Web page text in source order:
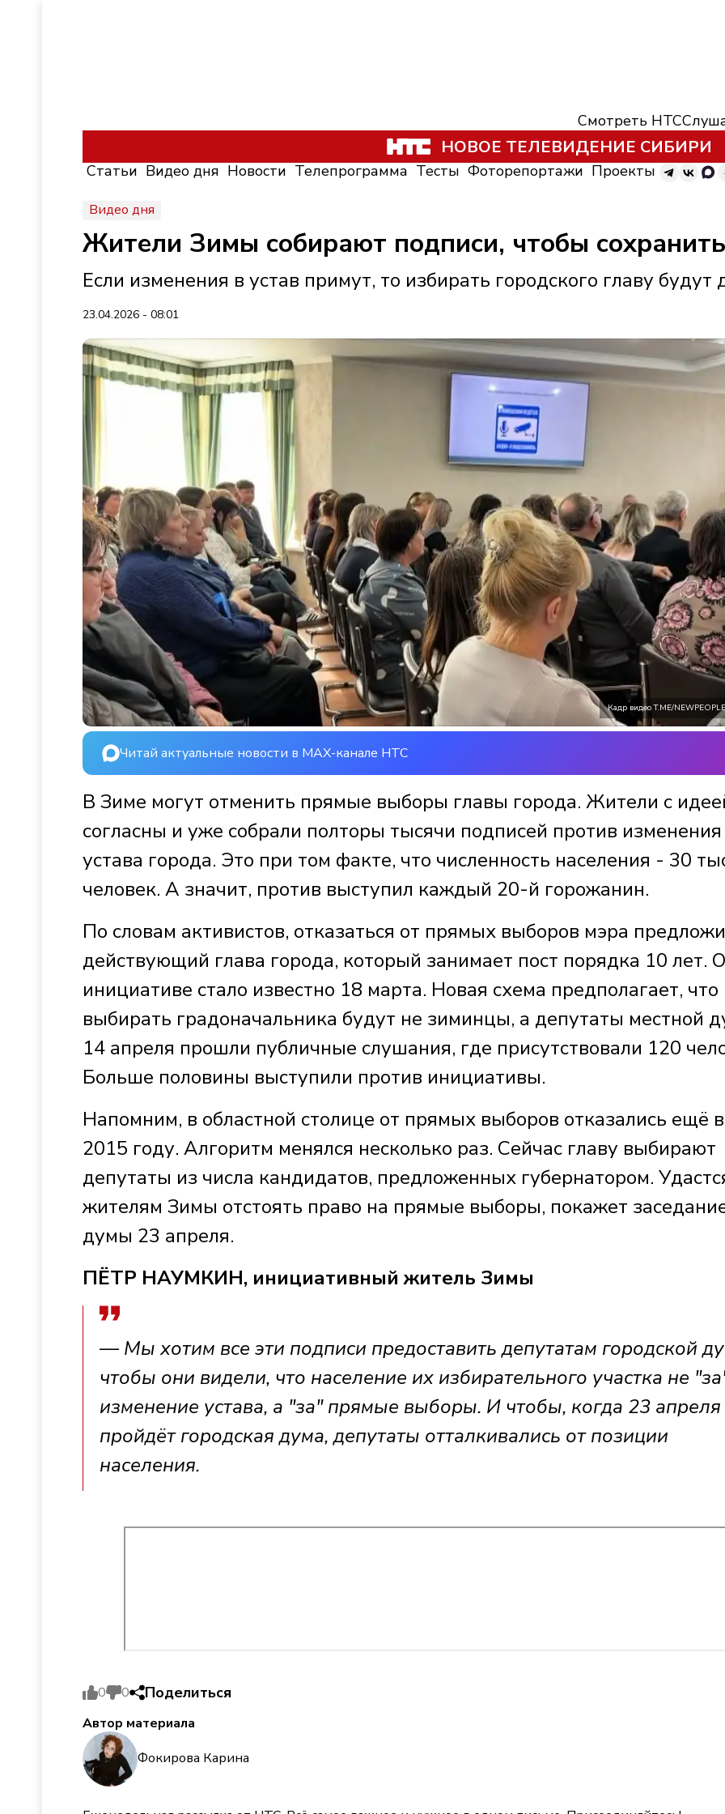
Смотреть НТС
НОВОЕ ТЕЛЕВИДЕНИЕ СИБИРИ
Статьи Видео дня Новости Телепрограмма Тесты Фоторепортажи Проекты
Видео дня
Жители Зимы собирают подписи, чтобы
Если изменения в устав примут, то избирать городского главу будут
23.04.2026 - 08:01
Кадр видео T.ME/
Читай актуальные новости в MAX-канале НТС
В Зиме могут отменить прямые выборы главы города. Жители с
согласны и уже собрали полторы тысячи подписей против изменения
устава города. Это при том факте, что численность населения - 30
человек. А значит, против выступил каждый 20-й горожанин.
По словам активистов, отказаться от прямых выборов мэра
действующий глава города, который занимает пост порядка 10 лет.
инициативе стало известно 18 марта. Новая схема предполагает, что
выбирать градоначальника будут не зиминцы, а депутаты местной
14 апреля прошли публичные слушания, где присутствовали 120
Больше половины выступили против инициативы.
Напомним, в областной столице от прямых выборов отказались ещё в
2015 году. Алгоритм менялся несколько раз. Сейчас главу выбирают
депутаты из числа кандидатов, предложенных губернатором.
жителям Зимы отстоять право на прямые выборы, покажет
думы 23 апреля.
ПЁТР НАУМКИН, инициативный житель Зимы
— Мы хотим все эти подписи предоставить депутатам городской
чтобы они видели, что население их избирательного участка не
изменение устава, а "за" прямые выборы. И чтобы, когда 23 апреля
пройдёт городская дума, депутаты отталкивались от позиции
населения.
0 0 Поделиться
Автор материала
Фокирова Карина